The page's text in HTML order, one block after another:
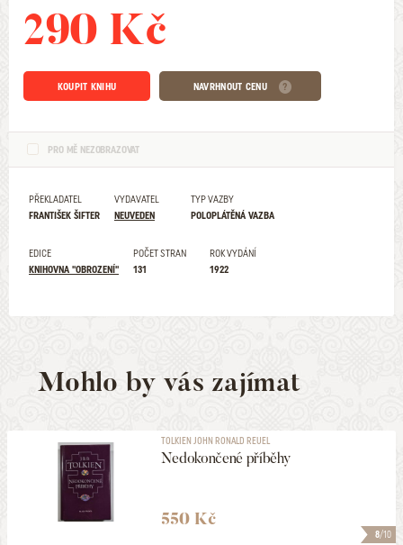
290 Kč
KOUPIT KNIHU NAVRHNOUT CENU
PRO MĚ NEZOBRAZOVAT
PŘEKLADATEL
FRANTIŠEK ŠIFTER
VYDAVATEL
NEUVEDEN
TYP VAZBY
POLOPLÁTĚNÁ VAZBA
EDICE
KNIHOVNA "OBROZENÍ"
POČET STRAN
131
ROK VYDÁNÍ
1922
Mohlo by vás zajímat
8/10
TOLKIEN JOHN RONALD REUEL
Nedokončené příběhy
550 Kč